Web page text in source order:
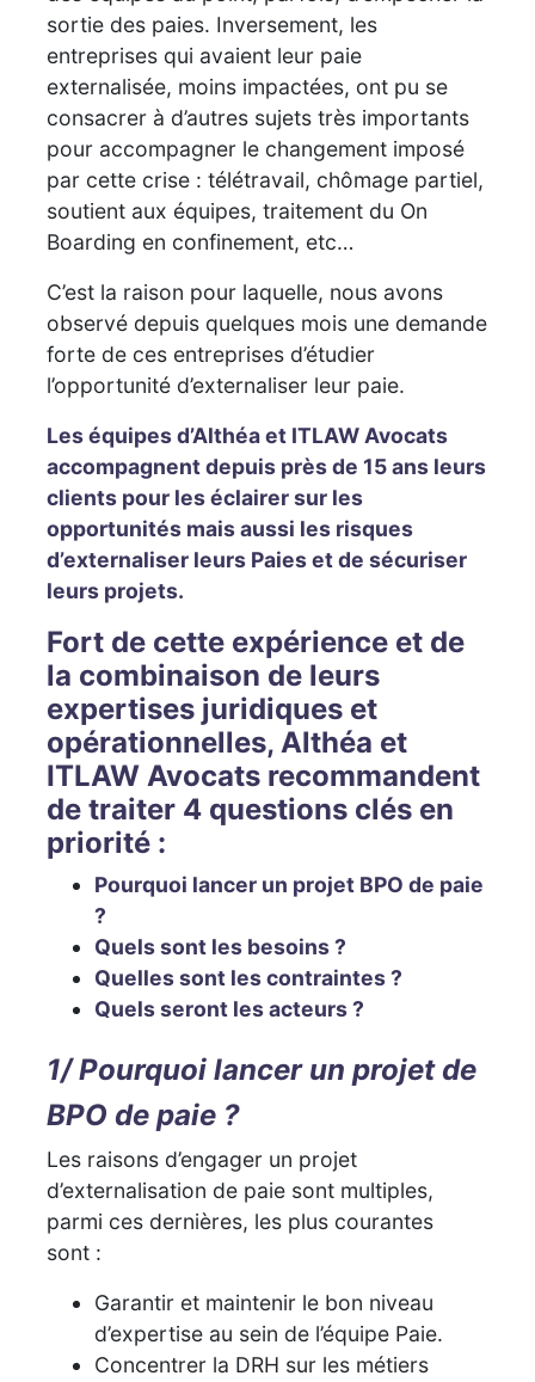
sortie des paies. Inversement, les
entreprises qui avaient leur paie
externalisée, moins impactées, ont pu se
consacrer à d’autres sujets très importants
pour accompagner le changement imposé
par cette crise : télétravail, chômage partiel,
soutient aux équipes, traitement du On
Boarding en confinement, etc…
C’est la raison pour laquelle, nous avons
observé depuis quelques mois une demande
forte de ces entreprises d’étudier
l’opportunité d’externaliser leur paie.
Les équipes d’Althéa et ITLAW Avocats
accompagnent depuis près de 15 ans leurs
clients pour les éclairer sur les
opportunités mais aussi les risques
d’externaliser leurs Paies et de sécuriser
leurs projets.
Fort de cette expérience et de
la combinaison de leurs
expertises juridiques et
opérationnelles, Althéa et
ITLAW Avocats recommandent
de traiter 4 questions clés en
priorité :
Pourquoi lancer un projet BPO de paie
?
Quels sont les besoins ?
Quelles sont les contraintes ?
Quels seront les acteurs ?
1/ Pourquoi lancer un projet de
BPO de paie ?
Les raisons d’engager un projet
d’externalisation de paie sont multiples,
parmi ces dernières, les plus courantes
sont :
Garantir et maintenir le bon niveau
d’expertise au sein de l’équipe Paie.
Concentrer la DRH sur les métiers